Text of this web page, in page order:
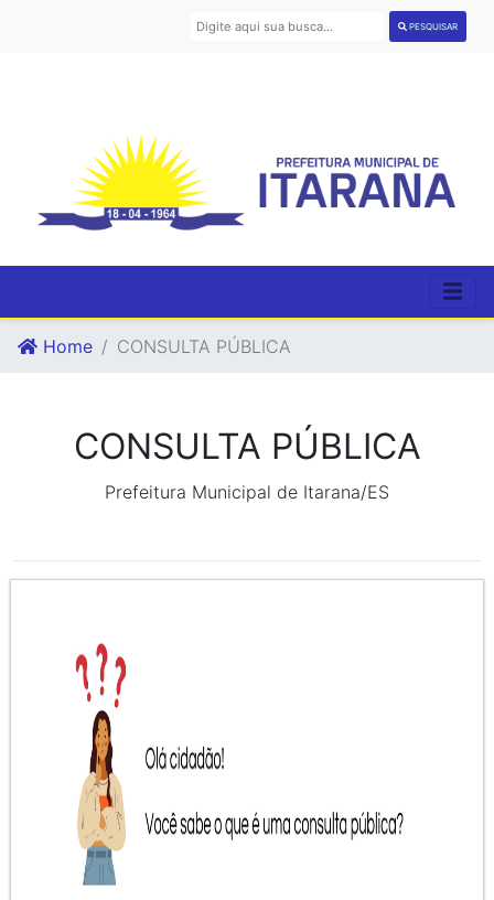
PESQUISAR
Home CONSULTA PÚBLICA
CONSULTA PÚBLICA
Prefeitura Municipal de Itarana/ES